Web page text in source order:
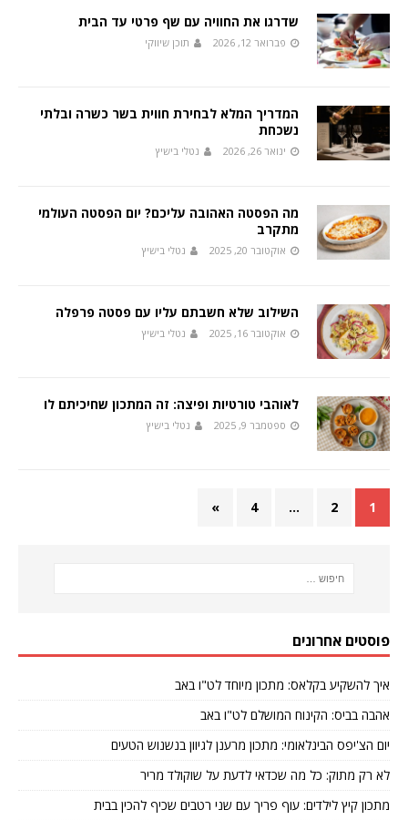
שדרגו את החוויה עם שף פרטי עד הבית
פברואר 12, 2026 תוכן שיווקי
המדריך המלא לבחירת חווית בשר כשרה ובלתי
נשכחת
ינואר 26, 2026 נטלי בישיץ
מה הפסטה האהובה עליכם? יום הפסטה העולמי
מתקרב
אוקטובר 20, 2025 נטלי בישיץ
השילוב שלא חשבתם עליו עם פסטה פרפלה
אוקטובר 16, 2025 נטלי בישיץ
לאוהבי טורטיות ופיצה: זה המתכון שחיכיתם לו
ספטמבר 9, 2025 נטלי בישיץ
1
2
…
4
»
פוסטים אחרונים
איך להשקיע בקלאס: מתכון מיוחד לט"ו באב
אהבה בביס: הקינוח המושלם לט"ו באב
יום הצ'יפס הבינלאומי: מתכון מרענן לגיוון בנשנוש הטעים
לא רק מתוק: כל מה שכדאי לדעת על שוקולד מריר
מתכון קיץ לילדים: עוף פריך עם שני רטבים שכיף להכין בבית